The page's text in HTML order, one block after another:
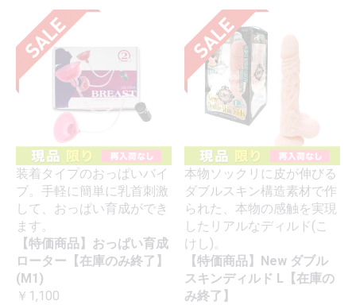
装着タイプのおっぱいバイ
ブ。手軽に簡単に乳首刺激
して、おっぱい育成ができ
ます。
【特価商品】おっぱい育成
ローター【在庫のみ終了】
(M1)
￥1,100
本物ソックリに皮が伸びる
ダブルスキン構造素材で作
られた、本物の感触を実現
したリアルなディルド(こ
けし)。
【特価商品】New ダブル
スキンディルド L【在庫の
み終了】